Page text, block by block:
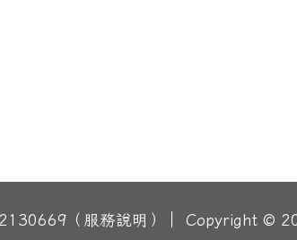
（服務說明）｜ Copyright ©